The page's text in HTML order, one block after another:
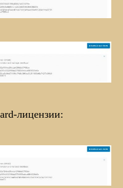
лицензии: